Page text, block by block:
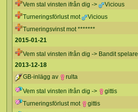
Vem stal vinsten ifrån dig ->
Vicious
Turneringsförlust mot
Vicious
Turneringsvinst mot *******
2015-01-21
Vem stal vinsten ifrån dig -> Bandit spelare
2013-12-18
GB-inlägg av
rulta
Vem stal vinsten ifrån dig ->
gittis
Turneringsförlust mot
gittis